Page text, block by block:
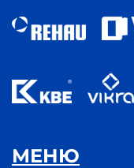
МЕНЮ